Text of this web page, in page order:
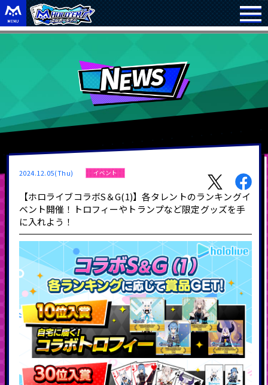
2024.12.05(Thu) イベント
【ホロライブコラボS＆G(1)】各タレントのランキングイ
ベント開催！トロフィーやトランプなど限定グッズを手
に入れよう！